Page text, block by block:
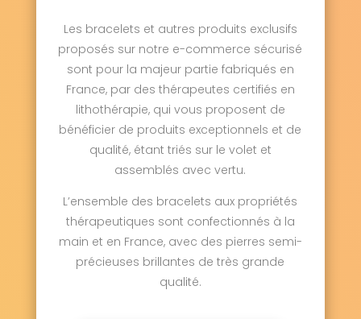
Les bracelets et autres produits exclusifs
proposés sur notre e-commerce sécurisé
sont pour la majeur partie fabriqués en
France, par des thérapeutes certifiés en
lithothérapie, qui vous proposent de
bénéficier de produits exceptionnels et de
qualité, étant triés sur le volet et
assemblés avec vertu.
L’ensemble des bracelets aux propriétés
thérapeutiques sont confectionnés à la
main et en France, avec des pierres semi-
précieuses brillantes de très grande
qualité.